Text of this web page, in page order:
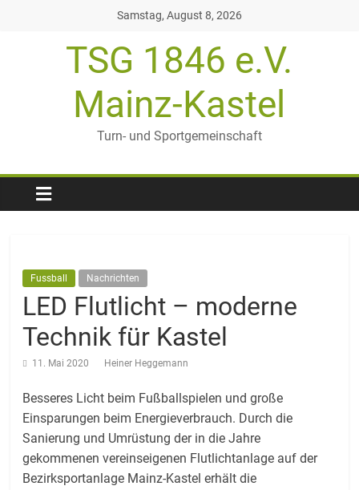
Samstag, August 8, 2026
TSG 1846 e.V.
Mainz-Kastel
Turn- und Sportgemeinschaft
Fussball Nachrichten
LED Flutlicht – moderne
Technik für Kastel
11. Mai 2020 Heiner Heggemann
Besseres Licht beim Fußballspielen und große
Einsparungen beim Energieverbrauch. Durch die
Sanierung und Umrüstung der in die Jahre
gekommenen vereinseigenen Flutlichtanlage auf der
Bezirksportanlage Mainz-Kastel erhält die